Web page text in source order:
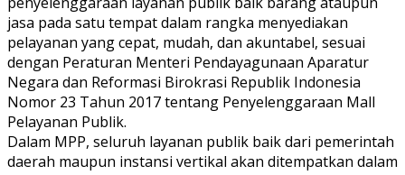
jasa pada satu tempat dalam rangka menyediakan
pelayanan yang cepat, mudah, dan akuntabel, sesuai
dengan Peraturan Menteri Pendayagunaan Aparatur
Negara dan Reformasi Birokrasi Republik Indonesia
Nomor 23 Tahun 2017 tentang Penyelenggaraan Mall
Pelayanan Publik.
Dalam MPP, seluruh layanan publik baik dari pemerintah
daerah maupun instansi vertikal akan ditempatkan dalam